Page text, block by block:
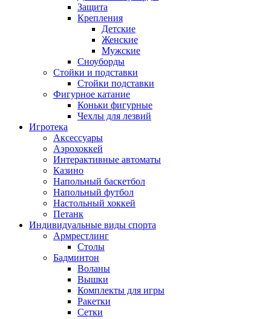
Защита
Крепления
Детские
Женские
Мужские
Сноуборды
Стойки и подставки
Cтойки подставки
Фигурное катание
Коньки фигурные
Чехлы для лезвий
Игротека
Аксессуары
Аэрохоккей
Интерактивные автоматы
Казино
Напольный баскетбол
Напольный футбол
Настольный хоккей
Петанк
Индивидуальные виды спорта
Армрестлинг
Столы
Бадминтон
Воланы
Вышки
Комплекты для игры
Ракетки
Сетки